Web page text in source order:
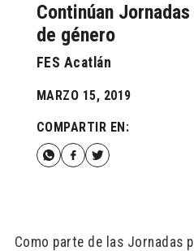
Continúan
de género
FES Acatlán
MARZO 15, 2019
COMPARTIR EN:
Como parte de las Jornadas